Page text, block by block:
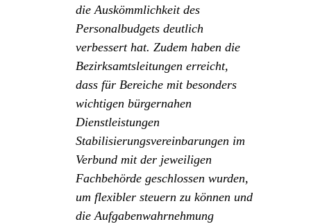
die Auskömmlichkeit des
Personalbudgets deutlich
verbessert hat. Zudem haben die
Bezirksamtsleitungen erreicht,
dass für Bereiche mit besonders
wichtigen bürgernahen
Dienstleistungen
Stabilisierungsvereinbarungen im
Verbund mit der jeweiligen
Fachbehörde geschlossen wurden,
um flexibler steuern zu können und
die Aufgabenwahrnehmung